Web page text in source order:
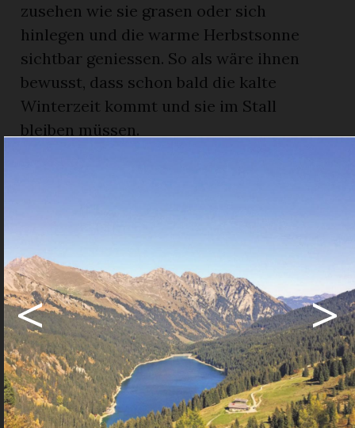
zusehen wie sie grasen oder sich
hinlegen und die warme Herbstsonne
sichtbar geniessen. So als wäre ihnen
bewusst, dass schon bald die kalte
Winterzeit kommt und sie im Stall
bleiben müssen.
Moment – in einer Welt, die voller Unruhe
ist.
Haben wir uns beim Säen im Garten im
Frühling nicht gefragt, ob die kleinen
Samen wohl erwachen werden? Darum
ist es jetzt im Herbst schön, wenn wir
sehen, wie das Gemüse gewachsen ist
< >